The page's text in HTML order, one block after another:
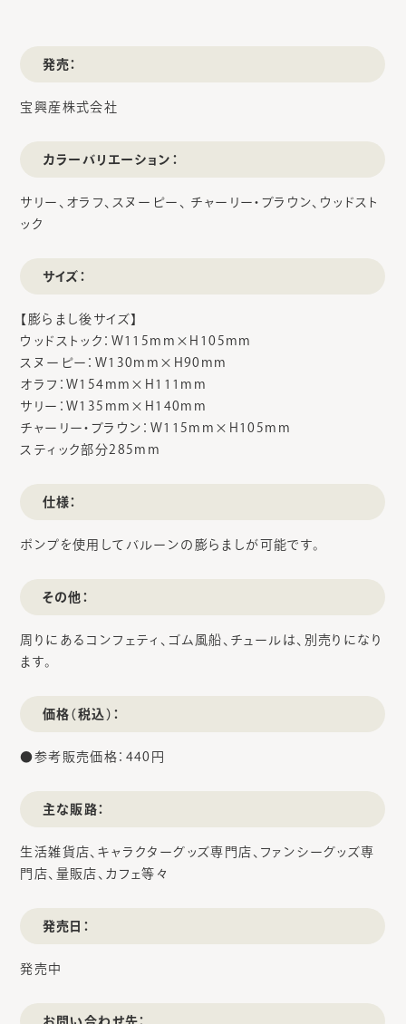
発売：
宝興産株式会社
カラーバリエーション：
サリー、オラフ、スヌーピー、 チャーリー・ブラウン、ウッドスト
ック
サイズ：
【膨らまし後サイズ】
ウッドストック：W115mm×H105mm
スヌーピー：W130mm×H90mm
オラフ：W154mm×H111mm
サリー：W135mm×H140mm
チャーリー・ブラウン：W115mm×H105mm
スティック部分285mm
仕様：
ポンプを使用してバルーンの膨らましが可能です。
その他：
周りにあるコンフェティ、ゴム風船、チュールは、別売りになり
ます。
価格（税込）：
●参考販売価格：440円
主な販路：
生活雑貨店、キャラクターグッズ専門店、ファンシーグッズ専
門店、量販店、カフェ等々
発売日：
発売中